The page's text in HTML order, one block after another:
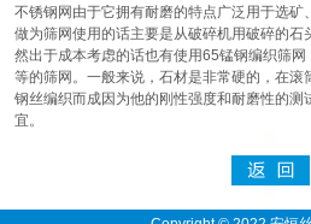
不锈钢网由于它拥有耐磨的特点广泛用于选矿
做为筛网使用的话主要是从破碎机用破碎的石
然出于成本考虑的话也有使用65锰钢编织筛
等的筛网。一般来说，石材是非常硬的，在
钢丝编织而成因为他的刚性强度和耐磨性的测
宜。